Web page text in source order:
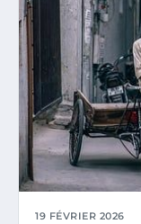
19 FÉVRIER 2026